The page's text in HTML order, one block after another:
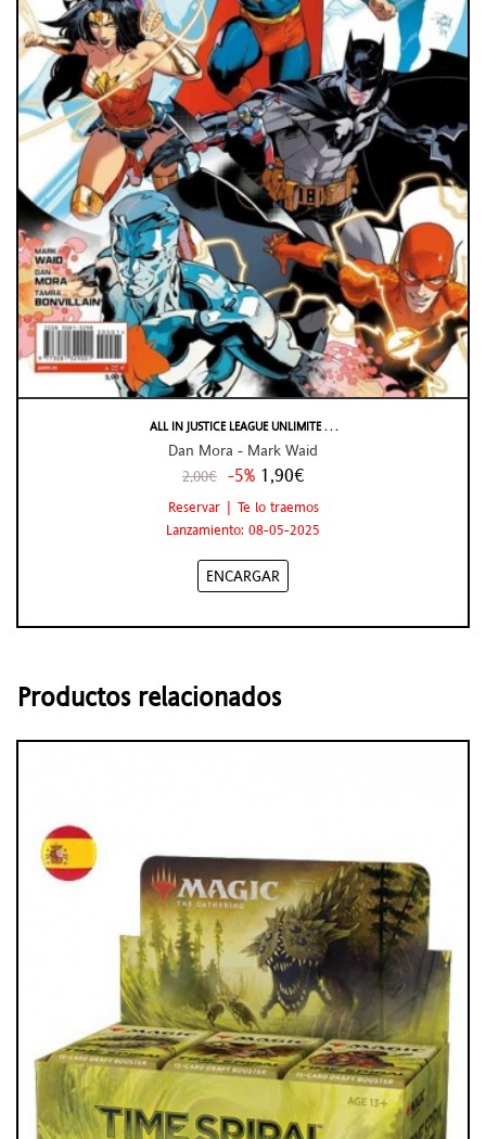
ALL IN JUSTICE LEAGUE UNLIMITE . . .
Dan Mora - Mark Waid
2,00€ -5% 1,90€
Reservar | Te lo traemos
Lanzamiento: 08-05-2025
ENCARGAR
Productos relacionados